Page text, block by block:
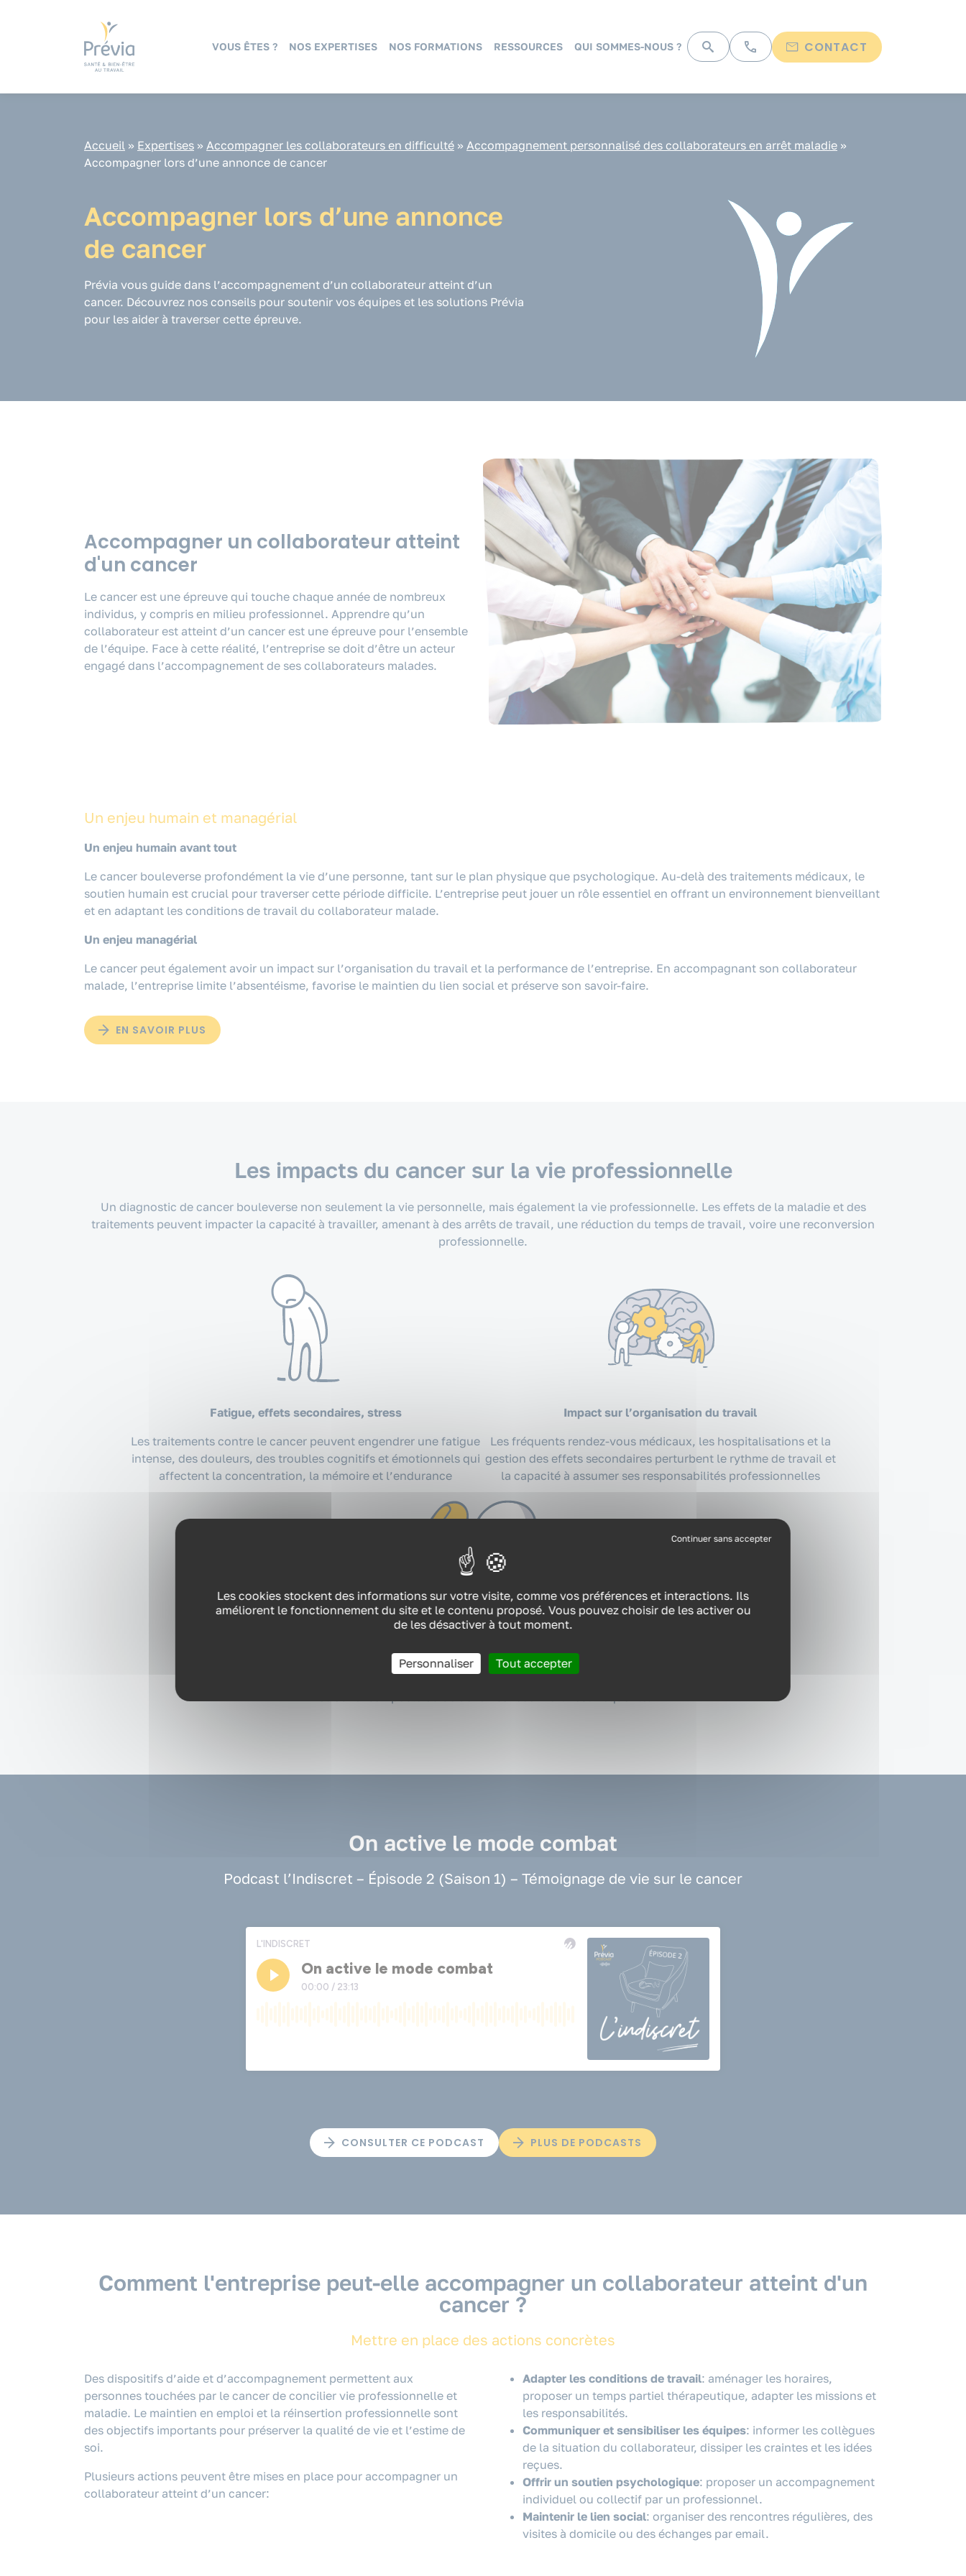
VOUS ÊTES ? NOS EXPERTISES NOS FORMATIONS RESSOURCES QUI SOMMES-NOUS ? CONTACT
Accueil » Expertises » Accompagner les collaborateurs en difficulté » Accompagnement personnalisé des collaborateurs en arrêt maladie »
Accompagner lors d’une annonce de cancer
Accompagner lors d’une annonce
de cancer
Prévia vous guide dans l’accompagnement d’un collaborateur atteint d’un
cancer. Découvrez nos conseils pour soutenir vos équipes et les solutions Prévia
pour les aider à traverser cette épreuve.
Accompagner un collaborateur atteint
d'un cancer
Le cancer est une épreuve qui touche chaque année de nombreux
individus, y compris en milieu professionnel. Apprendre qu’un
collaborateur est atteint d’un cancer est une épreuve pour l’ensemble
de l’équipe. Face à cette réalité, l’entreprise se doit d’être un acteur
engagé dans l’accompagnement de ses collaborateurs malades.
Un enjeu humain et managérial
Un enjeu humain avant tout
Le cancer bouleverse profondément la vie d’une personne, tant sur le plan physique que psychologique. Au-delà des traitements médicaux, le
soutien humain est crucial pour traverser cette période difficile. L’entreprise peut jouer un rôle essentiel en offrant un environnement bienveillant
et en adaptant les conditions de travail du collaborateur malade.
Un enjeu managérial
Le cancer peut également avoir un impact sur l’organisation du travail et la performance de l’entreprise. En accompagnant son collaborateur
malade, l’entreprise limite l’absentéisme, favorise le maintien du lien social et préserve son savoir-faire.
EN SAVOIR PLUS
Les impacts du cancer sur la vie professionnelle
Un diagnostic de cancer bouleverse non seulement la vie personnelle, mais également la vie professionnelle. Les effets de la maladie et des
traitements peuvent impacter la capacité à travailler, amenant à des arrêts de travail, une réduction du temps de travail, voire une reconversion
professionnelle.
Fatigue, effets secondaires, stress
Les traitements contre le cancer peuvent engendrer une fatigue
intense, des douleurs, des troubles cognitifs et émotionnels qui
affectent la concentration, la mémoire et l’endurance
Impact sur l’organisation du travail
Les fréquents rendez-vous médicaux, les hospitalisations et la
gestion des effets secondaires perturbent le rythme de travail et
la capacité à assumer ses responsabilités professionnelles
Doutes et questionnements
L’avenir professionnel peut être source d’anxiété et
On active le mode combat
Podcast l’Indiscret – Épisode 2 (Saison 1) – Témoignage de vie sur le cancer
CONSULTER CE PODCAST PLUS DE PODCASTS
Comment l'entreprise peut-elle accompagner un collaborateur atteint d'un
cancer ?
Mettre en place des actions concrètes
Des dispositifs d’aide et d’accompagnement permettent aux
personnes touchées par le cancer de concilier vie professionnelle et
maladie. Le maintien en emploi et la réinsertion professionnelle sont
des objectifs importants pour préserver la qualité de vie et l’estime de
soi.
Plusieurs actions peuvent être mises en place pour accompagner un
collaborateur atteint d’un cancer:
Adapter les conditions de travail: aménager les horaires,
proposer un temps partiel thérapeutique, adapter les missions et
les responsabilités.
Communiquer et sensibiliser les équipes: informer les collègues
de la situation du collaborateur, dissiper les craintes et les idées
reçues.
Offrir un soutien psychologique: proposer un accompagnement
individuel ou collectif par un professionnel.
Maintenir le lien social: organiser des rencontres régulières, des
visites à domicile ou des échanges par email.
Les cookies stockent des informations sur votre visite, comme vos préférences et interactions. Ils
améliorent le fonctionnement du site et le contenu proposé. Vous pouvez choisir de les activer ou
de les désactiver à tout moment.
Tout accepter
Personnaliser